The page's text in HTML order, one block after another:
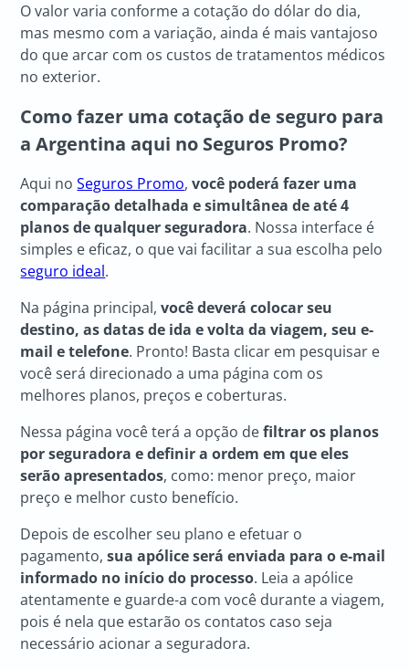
O valor varia conforme a cotação do dólar do dia,
mas mesmo com a variação, ainda é mais vantajoso
do que arcar com os custos de tratamentos médicos
no exterior.
Como fazer uma cotação de seguro para
a Argentina aqui no Seguros Promo?
Aqui noSeguros Promo,você poderá fazer uma
comparação detalhada e simultânea de até 4
planos de qualquer seguradora. Nossa interface é
simples e eficaz, o que vai facilitar a sua escolha pelo
seguro ideal.
Na página principal,você deverá colocar seu
destino, as datas de ida e volta da viagem, seu e-
mail e telefone. Pronto! Basta clicar em pesquisar e
você será direcionado a uma página com os
melhores planos, preços e coberturas.
Nessa página você terá a opção defiltrar os planos
por seguradora e definir a ordem em que eles
serão apresentados, como: menor preço, maior
preço e melhor custo benefício.
Depois de escolher seu plano e efetuar o
pagamento,sua apólice será enviada para o e-mail
informado no início do processo. Leia a apólice
atentamente e guarde-a com você durante a viagem,
pois é nela que estarão os contatos caso seja
necessário acionar a seguradora.